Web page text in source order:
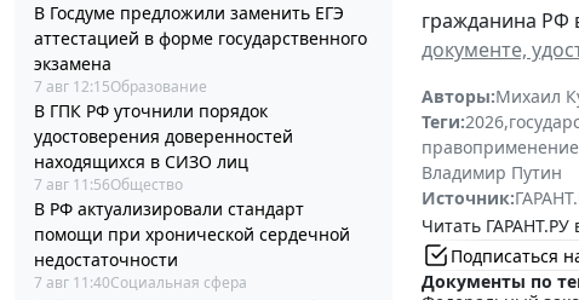
В Госдуме предложили заменить ЕГЭ
аттестацией в форме государственного
экзамена
7 авг 12:15Образование
В ГПК РФ уточнили порядок
удостоверения доверенностей
находящихся в СИЗО лиц
7 авг 11:56Общество
В РФ актуализировали стандарт
помощи при хронической сердечной
недостаточности
7 авг 11:40Социальная сфера
гражданина РФ
документе,
Авторы:Михаил
Теги:2026,
правоприменение
Владимир Путин
Источник:
Читать ГАРАНТ.РУ
Подписаться
Документы по